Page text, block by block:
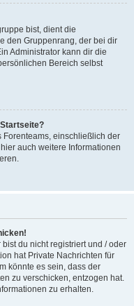
bist, dient die
den Gruppenrang, der bei dir
Administrator kann dir die
Bereich selbst
Forenteams, einschließlich der
auch weitere Informationen
du nicht registriert und / oder
hat Private Nachrichten für
könnte es sein, dass der
zu verschicken, entzogen hat.
zu erhalten.